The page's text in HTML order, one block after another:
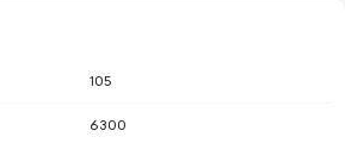
105
6300